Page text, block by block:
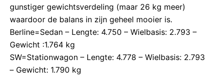
gunstiger gewichtsverdeling (maar 26 kg meer)
waardoor de balans in zijn geheel mooier is.
Berline=Sedan – Lengte: 4.750 – Wielbasis: 2.793 –
Gewicht :1.764 kg
SW=Stationwagon – Lengte: 4.778 – Wielbasis: 2.793
– Gewicht: 1.790 kg